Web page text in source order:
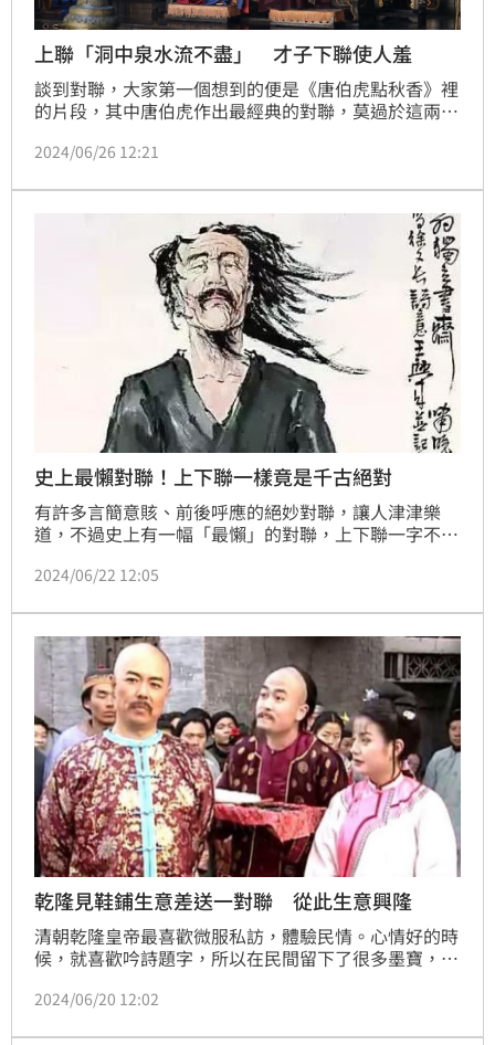
上聯「洞中泉水流不盡」 才子下聯使人羞
談到對聯，大家第一個想到的便是《唐伯虎點秋香》裡
的片段，其中唐伯虎作出最經典的對聯，莫過於這兩
雨風風花花葉葉年年暮暮朝朝！其實，歷史上也留下了
是：「洞中泉水流不盡」，下聯是：「山間清風迎面
來」，這背後還有一段故事。
2024/06/26 12:21
史上最懶對聯！上下聯一樣竟是千古絕對
有許多言簡意賅、前後呼應的絕妙對聯，讓人津津樂
道，不過史上有一幅「最懶」的對聯，上下聯一字不
事？
2024/06/22 12:05
乾隆見鞋鋪生意差送一對聯 從此生意興隆
清朝乾隆皇帝最喜歡微服私訪，體驗民情。心情好的時
候，就喜歡吟詩題字，所以在民間留下了很多墨寶，傳
2024/06/20 12:02